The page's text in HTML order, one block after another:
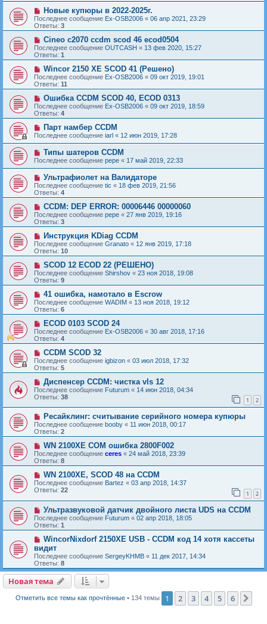
Новые купюры в 2022-2025г.
Последнее сообщение Ex-OSB2006 « 06 апр 2021, 23:29
Ответы: 3
Cineo c2070 ccdm scod 46 ecod0504
Последнее сообщение OUTCASH « 13 фев 2020, 15:27
Ответы: 1
Wincor 2150 XE SCOD 41 (Решено)
Последнее сообщение Ex-OSB2006 « 09 окт 2019, 19:01
Ответы: 11
Ошибка CCDM SCOD 40, ECOD 0313
Последнее сообщение Ex-OSB2006 « 09 окт 2019, 18:59
Ответы: 4
Парт намбер CCDM
Последнее сообщение iarl « 12 июн 2019, 17:28
Типы шатеров CCDM
Последнее сообщение pepe « 17 май 2019, 22:33
Ультрафиолет на Валидаторе
Последнее сообщение tic « 18 фев 2019, 21:56
Ответы: 4
ССDM: DEP ERROR: 00006446 00000060
Последнее сообщение pepe « 27 янв 2019, 19:16
Ответы: 3
Инструкция KDiag CCDM
Последнее сообщение Granato « 12 янв 2019, 17:18
Ответы: 10
SCOD 12 ECOD 22 (РЕШЕНО)
Последнее сообщение Shirshov « 23 ноя 2018, 19:08
Ответы: 9
41 ошибка, намотало в Escrow
Последнее сообщение WADIM « 13 ноя 2018, 19:12
Ответы: 6
ECOD 0103 SCOD 24
Последнее сообщение Ex-OSB2006 « 30 авг 2018, 17:16
Ответы: 4
CCDM SCOD 32
Последнее сообщение igbizon « 03 июл 2018, 17:32
Ответы: 5
Диспенсер CCDM: чистка vls 12
Последнее сообщение Futurum « 14 июн 2018, 04:34
Ответы: 38 1 2
Ресайклинг: считывание серийного номера купюры
Последнее сообщение booby « 11 июн 2018, 00:17
Ответы: 2
WN 2100XE COM ошибка 2800F002
Последнее сообщение ceres « 24 май 2018, 23:39
Ответы: 8
WN 2100XE, SCOD 48 на CCDM
Последнее сообщение Bartez « 03 апр 2018, 14:37
Ответы: 22 1 2
Ультразвуковой датчик двойного листа UDS на CCDM
Последнее сообщение Futurum « 02 апр 2018, 18:05
Ответы: 1
WincorNixdorf 2150XE USB - CCDM код 14 хотя кассеты
видит
Последнее сообщение SergeyKHMB « 11 дек 2017, 14:34
Ответы: 8
Новая тема
Новаятема
Отметить все темы как прочтённые• 134 темы 1 2 3 4 5 6